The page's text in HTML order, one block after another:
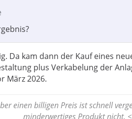
Da kam dann der Kauf eines
plus Verkabelung der
März 2026.
einen billigen Preis ist schnell
minderwertiges Produkt nicht.